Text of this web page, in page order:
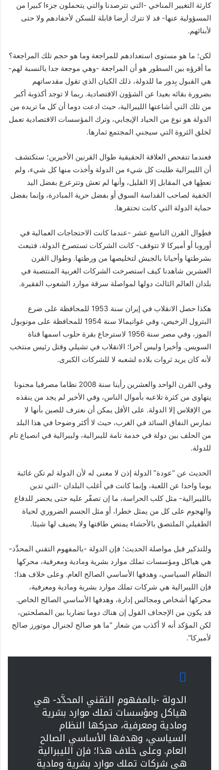
كارثة التغيير المناخي -التي تترصدنا والتي يتحملون جزءا كبيرا من
المسؤولية عنها- قد لا تترك أرضا قابلة للسكن لأحفادهم ولا حتى
لأبنائهم.
لكن؛ ما هو مستوى استعدادهم للمراجعة وما هو حجم تلك المراجعة؟
ما أقرؤه بين السطور هو أن المراجعة -وهي موجعة جدا بالنسبة لهم-
هي القبول بِدور ما للدولة، ذلك الكيان الذي تقول مقدساتهم
بضرورة بقائه بعيدا عن الشؤون الاقتصادية. ربما لا توجد أكذوبة أكبر
من تلك التي أشاعتها الليبرالية، حيث ادعت دوما أن كل ما تريده من
الدولة هو نوع من الحياد الإيجابي، وترك المؤسسات الاقتصادية تعمل
لخلق الثروة التي سيجني المجتمع ثمارها.
فعندما تتفحص العلاقة الحقيقية طوال القرنين الأخيرين؛ ستكتشف
أن الليبرالية طلبت كل شيء من الدولة وأخذت منها كل شيء، ولم
تعطِها في المقابل إلا القليل، وأنها لم تعش وتترعرع بفضل اليد
الخفية لصاحب القداسة السوق أو بفضل حرية المبادرة، وإنما بفضل
حماية الدولة التي كانت تحتقرها.
فطِوال القرن التاسع عشر -عندما كانت الاحتجاجات العمالية في
أوروبا أو أميركا لا تتوقف- كانت الشركات تستصرخ الدولة، فتبعث
بشرطتها وأحيانا بالجيش لتخليصها من ورطتها. وطوال القرن
العشرين شاهدنا كيف استصرخت الشركات الغربية المنتصبة في
بلدان العالم الثالث دولها لمواصلة سرقة موارد الشعوب الفقيرة.
هكذا حصل الانقلاب في إيران سنة 1953 للمحافظة على ضرع
البترول الرخيص، وفي غواتيمالا سنة 1954 للمحافظة على مونوبول
الموز، وفي مصر سنة 1956 لاسترجاع بقرة حلوب اسمها قناة
السويس. وأخيرا وليس آخرا؛ الانقلاب في تشيلي وقتل رئيس منتخب
لأنه كان يريد ثروات بلاده لشعبه لا للشركات الكبرى.
وفي القرن الواحد والعشرين رأينا سنة 2008 نظاما مصرفيا مجنونا
يتهاوى من كثرة تلاعبه بأموال الناس، وفي الأخير لم يجد من ينقذه
من الإفلاس إلا الدولة. على الأقل يمكن أن نعترف للصين بأنها لا
تمارس النفاق السائد في الغرب، حيث لا أكثر وضوحا في هذا البلد
من الحلف بين دولة في خدمة تامة لليبرالية، وليبرالية في انصياع تام
للدولة.
الحديث عن “عودة” الدولة إذن لا معنى له لأن الدولة لم تكن غائبة
يوما واحدا عن اللعبة، وإنما كانت في أغلب البلدان -التي تدين
بالليبرالية- مثل كلب الحراسة، ما إن تصفّر عليه حتى يحضر للدفاع
والهجوم على كل من يمثل خطرا، أو مثل الجسم الضروري لحياة
الطفيلي الملتصق بالأحشاء يمتص طاقتها ولا يضيف لها شيئا.
وللتذكير قبل مواصلة الحديث؛ فإن الدولة -بالمفهوم التقني المحدَّد-
هي هياكل ومؤسسات تملك موارد بشرية ومادية ومعرفية، محركها
النظام السياسي، وهدفها الأساسي الصالح العام. وعلى خلاف هذا؛
فإن الليبرالية هي شركات تملك موارد بشرية ومادية ومعرفية،
محركها أشخاص ومجالس إدارة، وهدفها الأساسي الصالح الخاص.
قد يكون من الإجحاف القول إن هناك دوما تضاربا بين المصلحتين،
لكن المؤكد أنه لا أكذب من شعار “ما هو صالح لجنرال موتورز صالح
لأميركا”.
الدولة -بالمفهوم التقني المحدَّد- هي
هياكل ومؤسسات تملك موارد بشرية
ومادية ومعرفية، محركها النظام
السياسي، وهدفها الأساسي الصالح
العام. وعلى خلاف هذا؛ فإن الليبرالية
هي شركات تملك موارد بشرية ومادية